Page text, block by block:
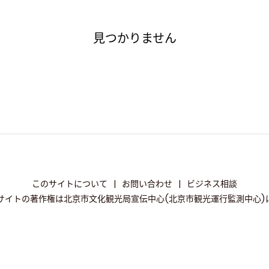
見つかりません
このサイトについて | お問い合わせ |
ビジネス相談
イトの著作権は北京市文化観光局宣伝中心(北京市観光運行監測中心)